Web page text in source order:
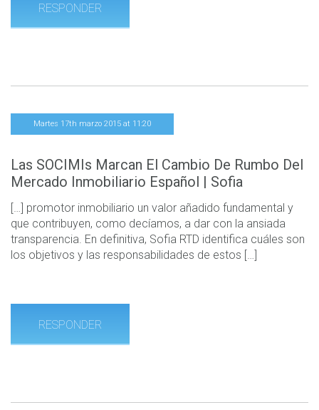
RESPONDER
Martes 17th marzo 2015 at 11:20
Las SOCIMIs Marcan El Cambio De Rumbo Del
Mercado Inmobiliario Español | Sofia
[…] promotor inmobiliario un valor añadido fundamental y
que contribuyen, como decíamos, a dar con la ansiada
transparencia. En definitiva, Sofia RTD identifica cuáles son
los objetivos y las responsabilidades de estos […]
RESPONDER